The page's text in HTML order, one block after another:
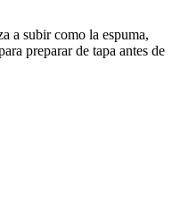
a subir como la espuma,
preparar de tapa antes de